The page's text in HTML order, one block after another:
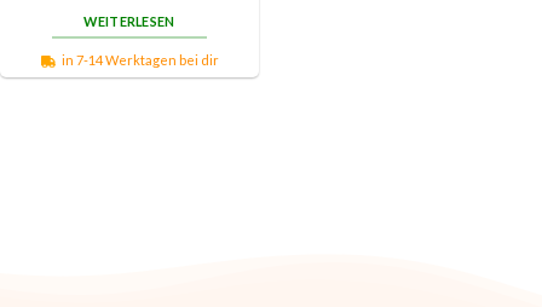
WEITERLESEN
in 7-14 Werktagen bei dir